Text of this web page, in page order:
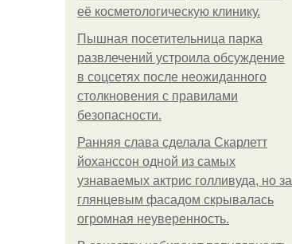
её косметологическую клинику.
Пышная посетительница парка
развлечений устроила обсуждение
в соцсетях после неожиданного
столкновения с правилами
безопасности.
Ранняя слава сделала Скарлетт
йоханссон одной из самых
узнаваемых актрис голливуда, но за
глянцевым фасадом скрывалась
огромная неуверенность.